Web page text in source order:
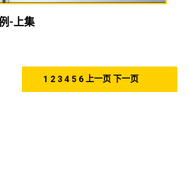
-上集
1 2 3 4 5 6 上一页 下一页